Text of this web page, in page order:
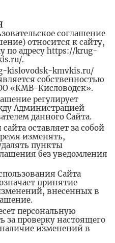
соглашение
относится к сайту,
по адресу https://krug-
.
kislovodsk-kmvkis.ru/
собственностью
«КМВ-Кисловодск».
регулирует
Администрацией
данного Сайта.
оставляет за собой
изменять,
пункты
без уведомления
Сайта
принятие
внесенных в
персональную
за проверку настоящего
изменений в